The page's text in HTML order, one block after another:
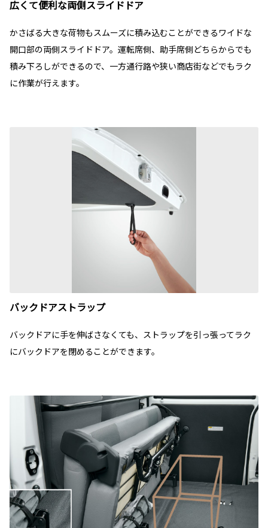
広くて便利な両側スライドドア
かさばる大きな荷物もスムーズに積み込むことができるワイドな
開口部の両側スライドドア。運転席側、助手席側どちらからでも
積み下ろしができるので、一方通行路や狭い商店街などでもラク
に作業が行えます。
バックドアストラップ
バックドアに手を伸ばさなくても、ストラップを引っ張ってラク
にバックドアを閉めることができます。